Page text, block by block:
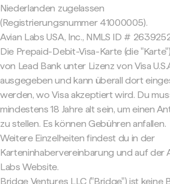
Niederlanden zugelassen
(Registrierungsnummer 41000005).
Avian Labs USA, Inc., NMLS ID #
Die Prepaid-Debit-Visa-Karte (die
von Lead Bank unter Lizenz von Visa
ausgegeben und kann überall dort
werden, wo Visa akzeptiert wird. Du
mindestens 18 Jahre alt sein, um einen
zu stellen. Es können Gebühren anfallen.
Weitere Einzelheiten findest du in der
Karteninhabervereinbarung und auf der
Labs Website.
Bridge Ventures LLC ("Bridge") ist keine